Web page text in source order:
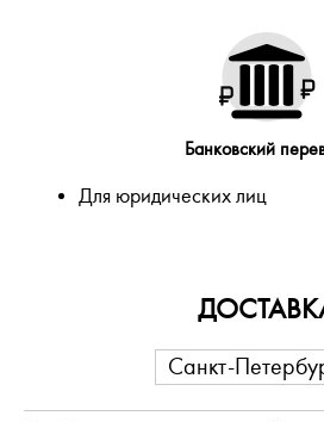
Банковский
Для юридических лиц
Санкт-